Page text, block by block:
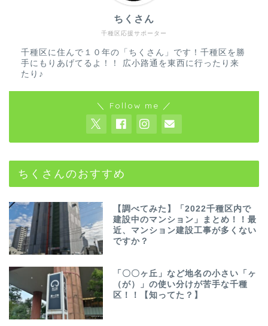
千種区応援サポーター
ちくさん
千種区に住んで１０年の「ちくさん」です！千種区を勝
手にもりあげてるよ！！ 広小路通を東西に行ったり来
たり♪
＼ Follow me ／
ちくさんのおすすめ
【調べてみた】「2022千種区内で
建設中のマンション」まとめ！！最
近、マンション建設工事が多くない
ですか？
「〇〇ヶ丘」など地名の小さい「ヶ
（が）」の使い分けが苦手な千種
区！！【知ってた？】